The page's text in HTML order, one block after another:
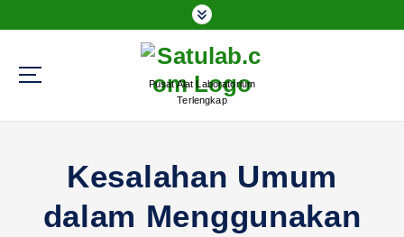
k
Pusat Alat Laboratorium
Terlengkap
Kesalahan Umum
dalam Menggunakan